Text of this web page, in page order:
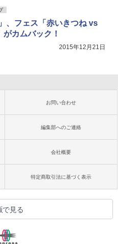
、フェス「赤いきつね vs
カムバック！
2015年12月21日
お問い合わせ
編集部へのご連絡
会社概要
特定商取引法に基づく表示
で見る